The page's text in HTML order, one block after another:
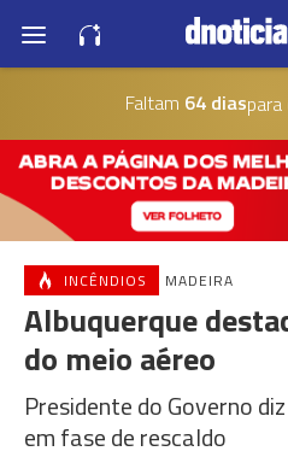
Faltam 64 dias
INCÊNDIOS MADEIRA
Albuquerque
do meio aéreo
Presidente do Governo
em fase de rescaldo